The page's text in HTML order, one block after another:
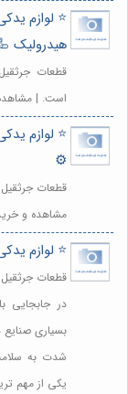
⭐️ لوازم
هیدرولیک
قطعات
است. |
⭐️ لوازم
⚙️
قطعات جرثقیل
مشاهده و
⭐️ لوازم
قطعات
در جابجایی
بسیاری صنایع
شدت به
یکی از مهم